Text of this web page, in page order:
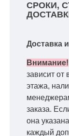
СРОКИ,
Доставка
Внимание!
зависит от
этажа,
заказа.
она
каждый